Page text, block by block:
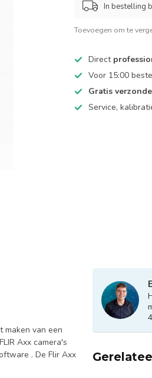
In bestelling
Toevoegen om te
Direct
Voor 15:00
Gratis
Service,
maken van een
Axx camera's
. De Flir Axx